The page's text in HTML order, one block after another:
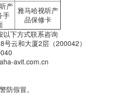
产
手
雅马哈视听产
品保修卡
以下方式联系咨询
号云和大厦2层（200042）
avit.com.cn
防假冒。